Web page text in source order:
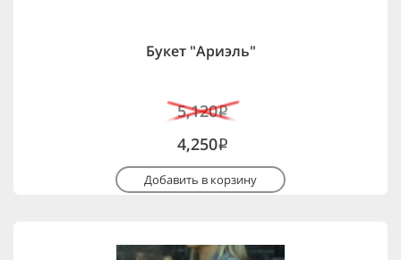
Букет "Ариэль"
5,120i
4,250i
Добавить в корзину